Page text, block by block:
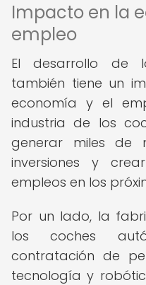
Impacto en la
empleo
El desarrollo de
también tiene un
economía y el
industria de los
generar miles de
inversiones y
empleos en los
Por un lado, la
los coches
contratación de
tecnología y